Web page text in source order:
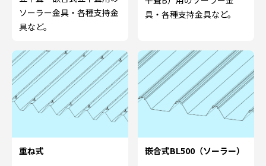
ソーラー金具・各種支持金
具など。
具・各種支持金具など。
重ね式
嵌合式BL500（ソーラー）